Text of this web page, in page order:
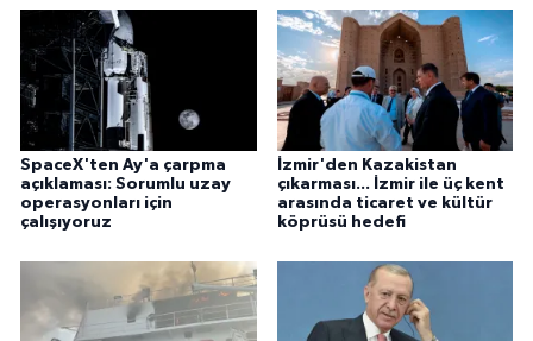
SpaceX'ten Ay'a çarpma
açıklaması: Sorumlu uzay
operasyonları için
çalışıyoruz
İzmir'den Kazakistan
çıkarması... İzmir ile üç kent
arasında ticaret ve kültür
köprüsü hedefi